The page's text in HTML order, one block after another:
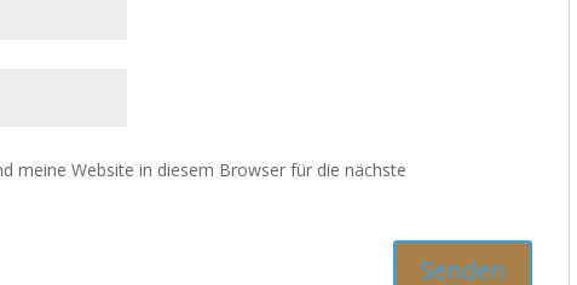
meine Website in diesem Browser für die nächste